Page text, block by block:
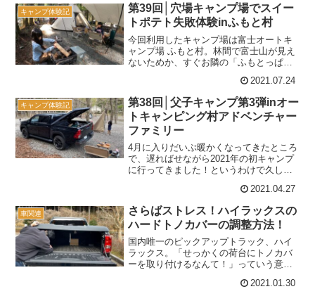
で記憶になくて、チャレ...
キャンプ体験記
第39回│穴場キャンプ場でスイー
トポテト失敗体験inふもと村
今回利用したキャンプ場は富士オートキ
ャンプ場 ふもと村。林間で富士山が見え
ないためか、すぐお隣の「ふもとっぱ
そこまで知名度は高くなさそうな印象
（ふもとっぱらが有名すぎるのだ
が・・・）。でも地元民で富士山を...
2021.07.24
キャンプ体験記
第38回│父子キャンプ第3弾inオー
トキャンピング村アドベンチャー
ファミリー
4月に入りだいぶ暖かくなってきたところ
で、遅ればせながら2021年の初キャンプ
に行ってきました！というわけで久しぶ
めふたりの父子キャンプ。キャンプブー
ムでどこのキャンプ場もごった返す中、
割と穴場なキャン...
2021.04.27
車関連
さらばストレス！ハイラックスの
ハードトノカバーの調整方法！
国内唯一のピックアップトラック、ハイ
ラックス。「せっかくの荷台にトノカバ
ーを取り付けるなんて！」っていう意見
なり便利。荷物の落下や雨を防げて、特
2021.01.30